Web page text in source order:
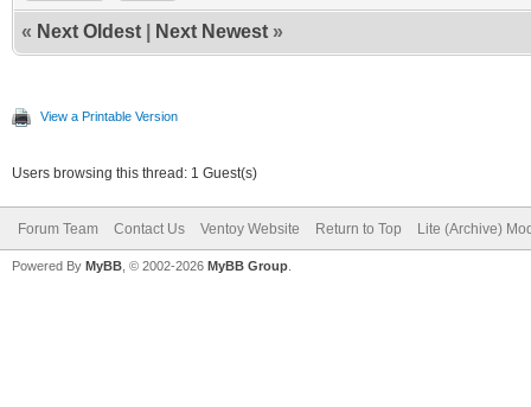
« Next Oldest Next Newest »
View a Printable Version
Users browsing this thread: 1 Guest(s)
Forum Team Contact Us Ventoy Website Return to Top Lite (Archive)
Powered By MyBB , © 2002-2026 MyBB Group